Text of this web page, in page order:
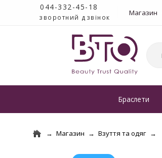
044-332-45-18
зворотний дзвінок Магазин
Браслети
Магазин Взуття та одяг